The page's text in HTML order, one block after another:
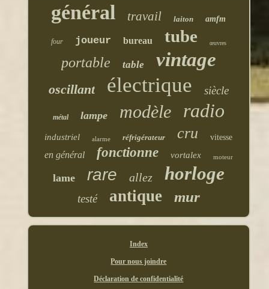
général travail laiton amfm
four joueur bureau tube œuvres
portable table vintage
oscillant électrique siècle
métal lampe modèle radio
industriel alarme réfrigérateur cru vitesse
en général fonctionne vortalex moteur
lame rare allez horloge
testé antique mur
Index
Pour nous joindre
Déclaration de confidentialité